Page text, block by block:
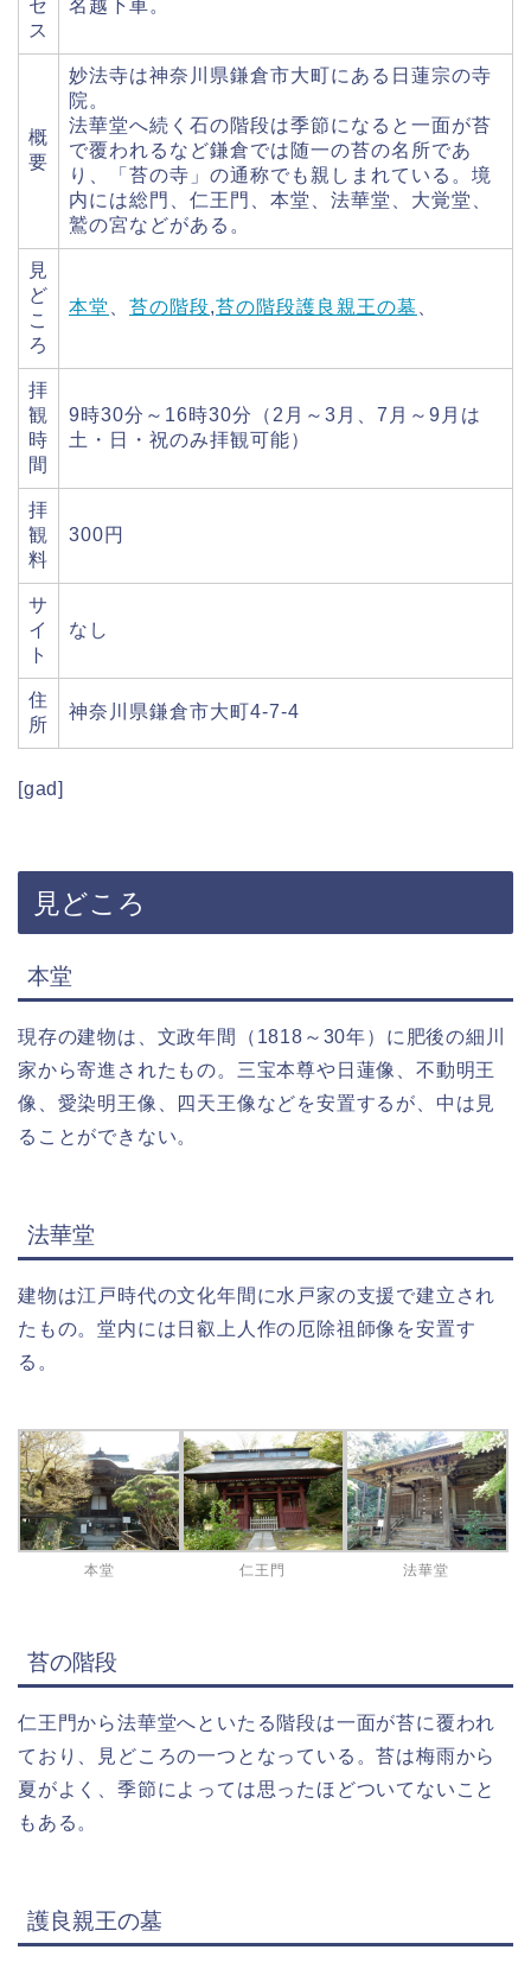
セ
ス
名越下車。
概
要
妙法寺は神奈川県鎌倉市大町にある日蓮宗の寺
院。
法華堂へ続く石の階段は季節になると一面が苔
で覆われるなど鎌倉では随一の苔の名所であ
り、「苔の寺」の通称でも親しまれている。境
内には総門、仁王門、本堂、法華堂、大覚堂、
鷲の宮などがある。
見
ど
こ
ろ
本堂 苔の階段,苔の階段護良親王の墓
拝
観
時
間
9時30分～16時30分（2月～3月、7月～9月は
土・日・祝のみ拝観可能）
拝
観
料
300円
サ
イ
ト
なし
住
所
神奈川県鎌倉市大町4-7-4
[gad]
見どころ
本堂
現存の建物は、文政年間（1818～30年）に肥後の細川
家から寄進されたもの。三宝本尊や日蓮像、不動明王
像、愛染明王像、四天王像などを安置するが、中は見
ることができない。
法華堂
建物は江戸時代の文化年間に水戸家の支援で建立され
たもの。堂内には日叡上人作の厄除祖師像を安置す
る。
本堂 仁王門 法華堂
苔の階段
仁王門から法華堂へといたる階段は一面が苔に覆われ
ており、見どころの一つとなっている。苔は梅雨から
夏がよく、季節によっては思ったほどついてないこと
もある。
護良親王の墓